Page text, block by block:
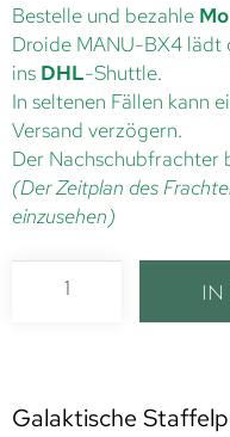
Bestelle und bezahle
Droide MANU-BX4 lädt
ins DHL-Shuttle.
In seltenen Fällen kann
Versand verzögern.
Der Nachschubfrachter
(Der Zeitplan des
einzusehen)
Galaktische